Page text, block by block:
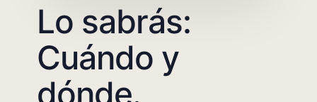
Lo sabrás:
Cuándo y
dónde.